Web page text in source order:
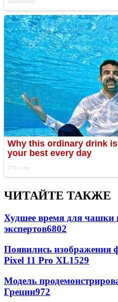
ЧИТАЙТЕ ТАКЖЕ
Худшее время для чашки
экспертов6802
Появились изображения
Pixel 11 Pro XL1529
Модель
Греции972